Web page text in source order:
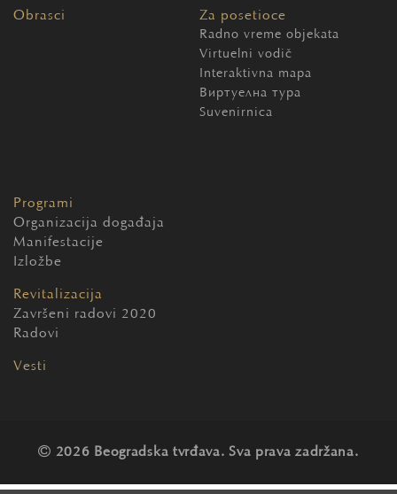
Obrasci Za posetioce
Radno vreme objekata
Virtuelni vodič
Interaktivna mapa
Виртуелна тура
Suvenirnica
Programi
Organizacija događaja
Manifestacije
Izložbe
Revitalizacija
Završeni radovi 2020
Radovi
Vesti
2026 Beogradska tvrđava. Sva prava zadržana.